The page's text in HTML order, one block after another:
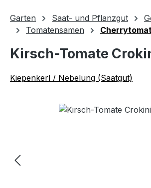
Garten Saat- und Pflanzgut
Tomatensamen
Kirsch-Tomate
Kiepenkerl / Nebelung (Saatgut)
Bildergalerie überspringen